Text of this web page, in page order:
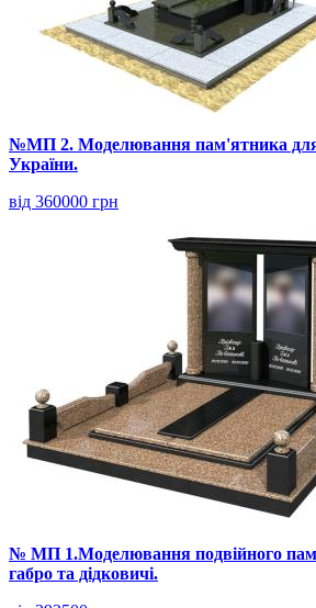
№МП 2. Моделювання пам'ятника для
України.
від 360000 грн
№ МП 1.Моделювання подвійного
габро та дідковичі.